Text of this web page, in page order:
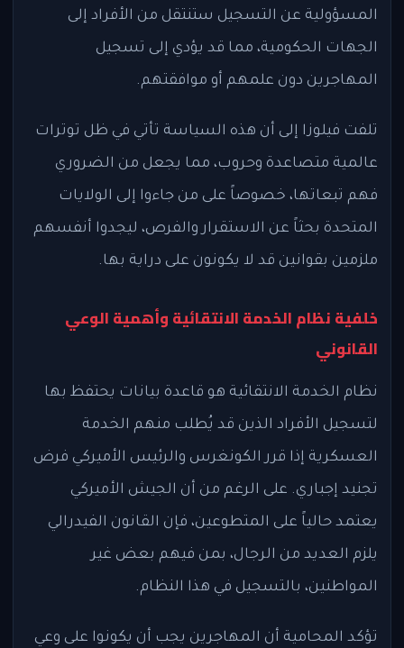
المسؤولية عن التسجيل ستنتقل من الأفراد إلى
الجهات الحكومية، مما قد يؤدي إلى تسجيل
المهاجرين دون علمهم أو موافقتهم.
تلفت فيلوزا إلى أن هذه السياسة تأتي في ظل توترات
عالمية متصاعدة وحروب، مما يجعل من الضروري
فهم تبعاتها، خصوصاً على من جاءوا إلى الولايات
المتحدة بحثاً عن الاستقرار والفرص، ليجدوا أنفسهم
ملزمين بقوانين قد لا يكونون على دراية بها.
خلفية نظام الخدمة الانتقائية وأهمية الوعي
القانوني
نظام الخدمة الانتقائية هو قاعدة بيانات يحتفظ بها
لتسجيل الأفراد الذين قد يُطلب منهم الخدمة
العسكرية إذا قرر الكونغرس والرئيس الأميركي فرض
تجنيد إجباري. على الرغم من أن الجيش الأميركي
يعتمد حالياً على المتطوعين، فإن القانون الفيدرالي
يلزم العديد من الرجال، بمن فيهم بعض غير
المواطنين، بالتسجيل في هذا النظام.
تؤكد المحامية أن المهاجرين يجب أن يكونوا على وعي